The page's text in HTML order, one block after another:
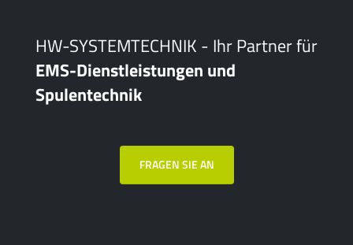
HW-SYSTEMTECHNIK - Ihr Partner für
EMS-Dienstleistungen und
Spulentechnik
FRAGEN SIE AN